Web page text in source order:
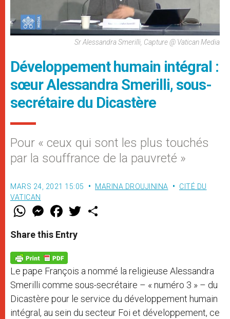
Sr Alessandra Smerilli, Capture @ Vatican Media
Développement humain intégral :
sœur Alessandra Smerilli, sous-
secrétaire du Dicastère
Pour « ceux qui sont les plus touchés
par la souffrance de la pauvreté »
MARS 24, 2021 15:05 MARINA DROUJININA
CITÉ DU
VATICAN
W
t
s
p
p
M
e
s
e
g
e
r
F
a
e
b
o
k
w
Share this Entry
Le pape François a nommé la religieuse Alessandra
Smerilli comme sous-secrétaire – « numéro 3 » – du
Dicastère pour le service du développement humain
intégral, au sein du secteur Foi et développement, ce